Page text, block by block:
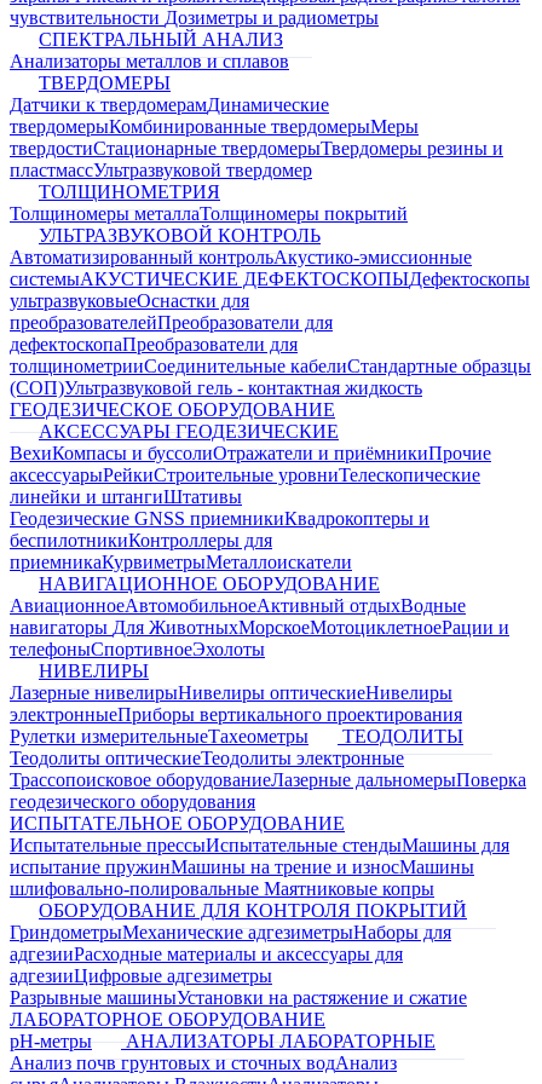
чувствительности Дозиметры и радиометры
СПЕКТРАЛЬНЫЙ АНАЛИЗ
Анализаторы металлов и сплавов
ТВЕРДОМЕРЫ
Датчики к твердомерамДинамические
твердомерыКомбинированные твердомерыМеры
твердостиСтационарные твердомерыТвердомеры резины и
пластмассУльтразвуковой твердомер
ТОЛЩИНОМЕТРИЯ
Толщиномеры металлаТолщиномеры покрытий
УЛЬТРАЗВУКОВОЙ КОНТРОЛЬ
Автоматизированный контрольАкустико-эмиссионные
системыАКУСТИЧЕСКИЕ ДЕФЕКТОСКОПЫДефектоскопы
ультразвуковыеОснастки для
преобразователейПреобразователи для
дефектоскопаПреобразователи для
толщинометрииСоединительные кабелиСтандартные образцы
(СОП)Ультразвуковой гель - контактная жидкость
ГЕОДЕЗИЧЕСКОЕ ОБОРУДОВАНИЕ
АКСЕССУАРЫ ГЕОДЕЗИЧЕСКИЕ
ВехиКомпасы и буссолиОтражатели и приёмникиПрочие
аксессуарыРейкиСтроительные уровниТелескопические
линейки и штангиШтативы
Геодезические GNSS приемникиКвадрокоптеры и
беспилотникиКонтроллеры для
приемникаКурвиметрыМеталлоискатели
НАВИГАЦИОННОЕ ОБОРУДОВАНИЕ
АвиационноеАвтомобильноеАктивный отдыхВодные
навигаторы Для ЖивотныхМорскоеМотоциклетноеРации и
телефоныСпортивноеЭхолоты
НИВЕЛИРЫ
Лазерные нивелирыНивелиры оптическиеНивелиры
электронныеПриборы вертикального проектирования
Рулетки измерительныеТахеометры
ТЕОДОЛИТЫ
Теодолиты оптическиеТеодолиты электронные
Трассопоисковое оборудованиеЛазерные дальномерыПоверка
геодезического оборудования
ИСПЫТАТЕЛЬНОЕ ОБОРУДОВАНИЕ
Испытательные прессыИспытательные стендыМашины для
испытание пружинМашины на трение и износМашины
шлифовально-полировальные Маятниковые копры
ОБОРУДОВАНИЕ ДЛЯ КОНТРОЛЯ ПОКРЫТИЙ
ГриндометрыМеханические адгезиметрыНаборы для
адгезииРасходные материалы и аксессуары для
адгезииЦифровые адгезиметры
Разрывные машиныУстановки на растяжение и сжатие
ЛАБОРАТОРНОЕ ОБОРУДОВАНИЕ
pH-метры
АНАЛИЗАТОРЫ ЛАБОРАТОРНЫЕ
Анализ почв грунтовых и сточных водАнализ